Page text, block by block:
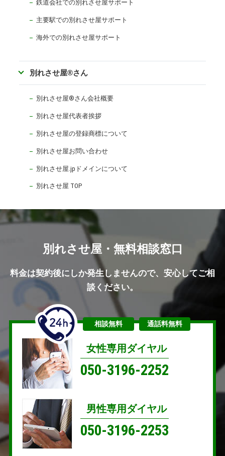
鉄道会社での別れさせ屋サポート
主要駅での別れさせ屋サポート
海外での別れさせ屋サポート
別れさせ屋®さん
別れさせ屋®さん会社概要
別れさせ屋代表者挨拶
別れさせ屋の登録商標について
別れさせ屋お問い合わせ
別れさせ屋.jpドメインについて
別れさせ屋 TOP
別れさせ屋・無料相談窓口
料金は契約後にしか発生しませんので、安心してご相
談ください。
相談無料 通話料無料
女性専用ダイヤル
050-3196-2252
男性専用ダイヤル
050-3196-2253